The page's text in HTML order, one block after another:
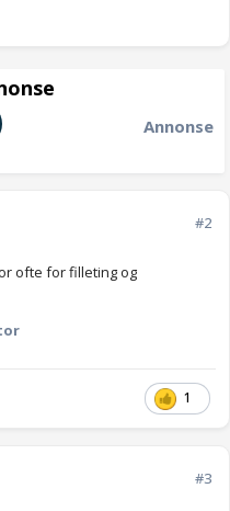
Annonse
#2
ofte for filleting og
1
#3